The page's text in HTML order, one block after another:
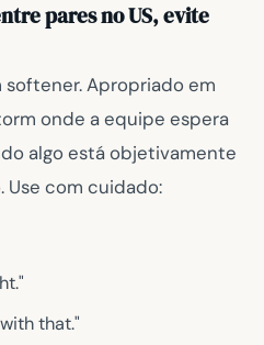
pares no US, evite
softener. Apropriado em
onde a equipe espera
algo está objetivamente
com cuidado:
that."